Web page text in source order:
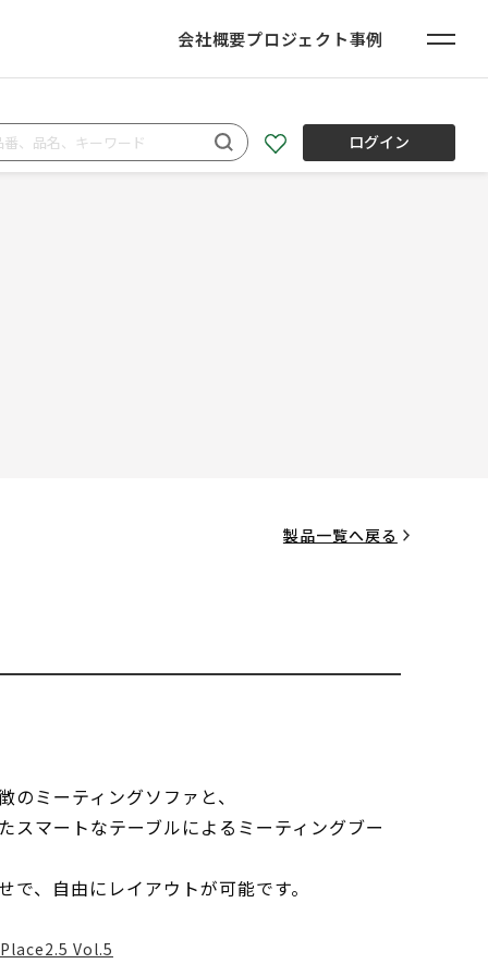
会社概要プロジェクト事例
ログイン
製品一覧へ戻る
のミーティングソファと、
スマートなテーブルによるミーティングブー
で、自由にレイアウトが可能です。
Place2.5 Vol.5